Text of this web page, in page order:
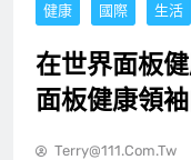
健康 國際 生活
在世界面板
面板健康領
Terry@111.com.tw